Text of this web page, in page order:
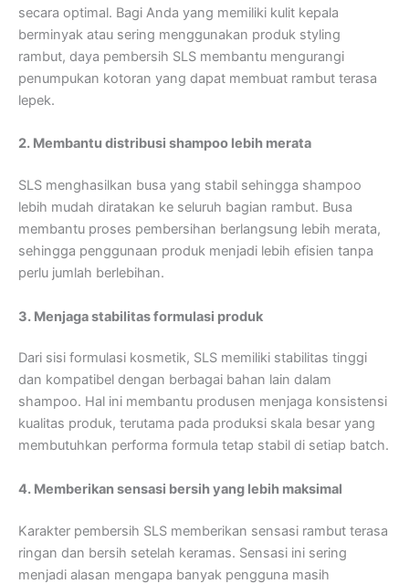
secara optimal. Bagi Anda yang memiliki kulit kepala
berminyak atau sering menggunakan produk styling
rambut, daya pembersih SLS membantu mengurangi
penumpukan kotoran yang dapat membuat rambut terasa
lepek.
2. Membantu distribusi shampoo lebih merata
SLS menghasilkan busa yang stabil sehingga shampoo
lebih mudah diratakan ke seluruh bagian rambut. Busa
membantu proses pembersihan berlangsung lebih merata,
sehingga penggunaan produk menjadi lebih efisien tanpa
perlu jumlah berlebihan.
3. Menjaga stabilitas formulasi produk
Dari sisi formulasi kosmetik, SLS memiliki stabilitas tinggi
dan kompatibel dengan berbagai bahan lain dalam
shampoo. Hal ini membantu produsen menjaga konsistensi
kualitas produk, terutama pada produksi skala besar yang
membutuhkan performa formula tetap stabil di setiap batch.
4. Memberikan sensasi bersih yang lebih maksimal
Karakter pembersih SLS memberikan sensasi rambut terasa
ringan dan bersih setelah keramas. Sensasi ini sering
menjadi alasan mengapa banyak pengguna masih